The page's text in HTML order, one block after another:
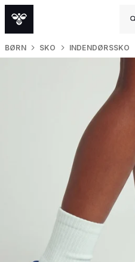
BØRN SKO INDENDØRSSKO